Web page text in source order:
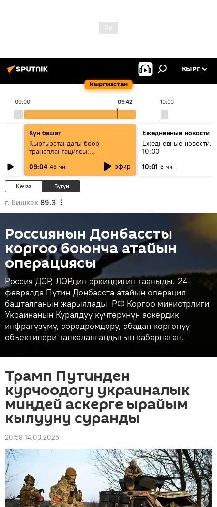
Кыргызстан
КЫРГ
09:00 10:00
09:42
Күн башат
Кыргызстандагы боор
трансплантациясы:
жетишкендиктер жана өнүгүү
келечеги
09:04 46 мин эфир
Ежедневные новости
Ежедневные новости.
10:00
10:01 3 мин
Кечээ Бүгүн
г. Бишкек 89.3
Россиянын Донбассты
коргоо боюнча атайын
операциясы
Россия ДЭР, ЛЭРдин эркиндигин тааныды. 24-
февралда Путин Донбасста атайын операция
башталганын жарыялады. РФ Коргоо министрлиги
Украинанын Куралдуу күчтөрүнүн аскердик
инфратүзүмү, аэродромдору, абадан коргонуу
объектилери талкалангандыгын кабарлаган.
Трамп Путинден
курчоодогу украиналык
миңдей аскерге ырайым
кылууну суранды
20:58 14.03.2025